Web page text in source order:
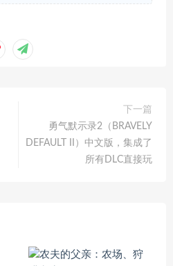
下一篇
勇气默示录2（BRAVELY
DEFAULT II）中文版，集成了
所有DLC直接玩